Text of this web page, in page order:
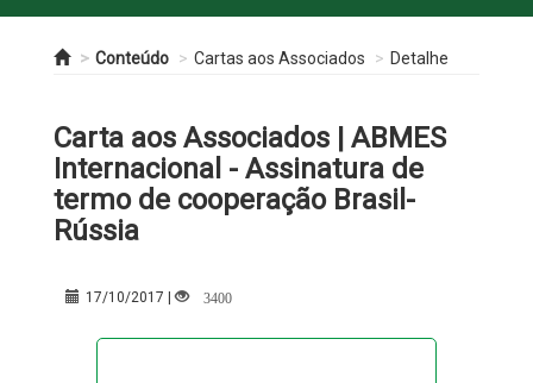
Conteúdo Cartas aos Associados Detalhe
Carta aos Associados | ABMES
Internacional - Assinatura de
termo de cooperação Brasil-
Rússia
17/10/2017 | 3400